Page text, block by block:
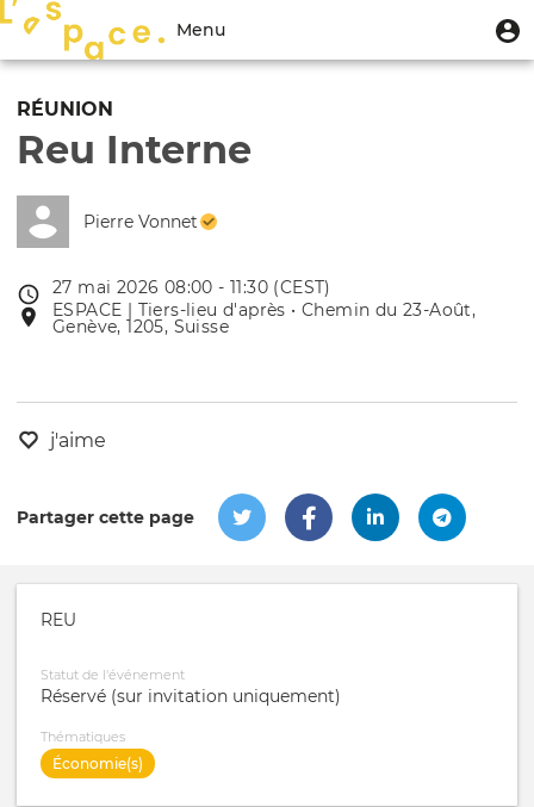
contenu
Menu
du
compte
de
l'utilisateur
Menu
Toggle
RÉUNION
Reu Interne
Pierre Vonnet
Date
de
l'évênement
27 mai 2026 08:00 - 11:30 (CEST)
Lieu
de
ESPACE | Tiers-lieu d'après • Chemin du 23-Août,
Genève, 1205, Suisse
j'aime
Partager cette page
REU
Statut de l'événement
Réservé (sur invitation uniquement)
Thématiques
Économie(s)